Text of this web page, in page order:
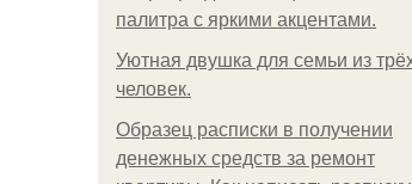
палитра с яркими акцентами.
Уютная двушка для семьи из
человек.
Образец расписки в получении
денежных средств за ремонт